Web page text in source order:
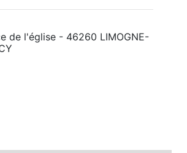
de l'église - 46260 LIMOGNE-